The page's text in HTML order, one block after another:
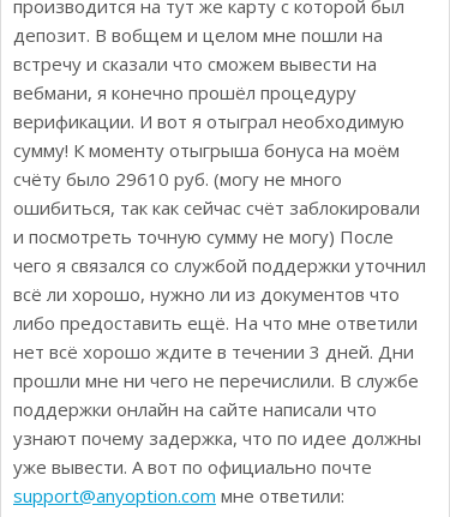
производится на тут же карту с которой был
депозит. В вобщем и целом мне пошли на
встречу и сказали что сможем вывести на
вебмани, я конечно прошёл процедуру
верификации. И вот я отыграл необходимую
сумму! К моменту отыгрыша бонуса на моём
счёту было 29610 руб. (могу не много
ошибиться, так как сейчас счёт заблокировали
и посмотреть точную сумму не могу) После
чего я связался со службой поддержки уточнил
всё ли хорошо, нужно ли из документов что
либо предоставить ещё. На что мне ответили
нет всё хорошо ждите в течении 3 дней. Дни
прошли мне ни чего не перечислили. В службе
поддержки онлайн на сайте написали что
узнают почему задержка, что по идее должны
уже вывести. А вот по официально почте
support@anyoption.com мне ответили: